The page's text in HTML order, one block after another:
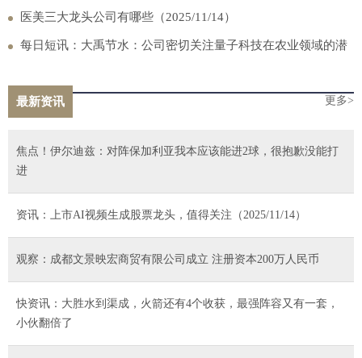
医美三大龙头公司有哪些（2025/11/14）
每日短讯：大禹节水：公司密切关注量子科技在农业领域的潜
最新资讯 更多>
焦点！伊尔迪兹：对阵保加利亚我本应该能进2球，很抱歉没能打
进
资讯：上市AI视频生成股票龙头，值得关注（2025/11/14）
观察：成都文景映宏商贸有限公司成立 注册资本200万人民币
快资讯：大胜水到渠成，火箭还有4个收获，最强阵容又有一套，
小伙翻倍了